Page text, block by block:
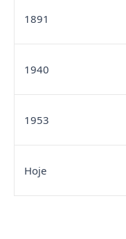
1891
1940
1953
Hoje